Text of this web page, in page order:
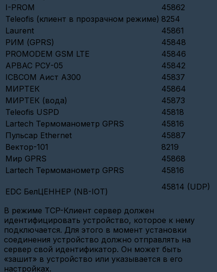
Настройка
USR
IOT
Ethernet
TCP-
Client
Настройка
TELEOFIS
(WRX768,
ER108)
Настройка
Меркурия
234
АRТМ
(GSM)
СИ-11
или
СИ-11
NEW?
Энергомера
(СПОДЭС)
Как
настроить
СПБ-
ЗИП
2727А
(СПБ-
I-PROM
45862
Teleofis (клиент в прозрачном режиме) 8254
Laurent
45861
РИМ (GPRS)
45848
PROMODEM GSM LTE
45846
АРВАС РСУ-05
45842
ICBCOM Аист А300
45837
МИРТЕК
45864
МИРТЕК (вода)
45873
Teleofis USPD
45818
Lartech Термоманометр GPRS
45816
Пульсар Ethernet
45887
Вектор-101
8219
Мир GPRS
45868
Lartech Термоманометр GPRS
45816
EDC БелЦЕННЕР (NB-IOT) 45814 (UDP)
В режиме TCP-Клиент сервер должен
идентифицировать устройство, которое к нему
подключается. Для этого в момент установки
соединения устройство должно отправлять на
сервер свой идентификатор. Он может быть
«зашит» в устройство или указывается в его
настройках.